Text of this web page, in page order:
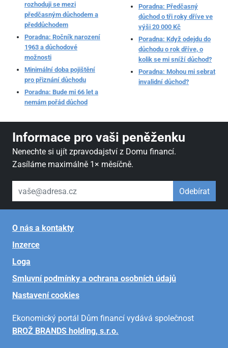
rozhoduji se mezi
předčasným důchodem a
předdůchodem
Poradna: Ročník narození
1963 a důchodové
možnosti
Minimální doba pojištění
pro přiznání důchodu
Poradna: Bude mi 66 let a
nemám pořád důchod
Poradna: Předčasný
důchod o tři roky dříve ve
výši 20 000 Kč
Poradna: Když odejdu do
důchodu o rok dříve, o
kolik se mi sníží důchod?
Poradna: Mohou mi sebrat
invalidní důchod?
Informace pro vaši peněženku
Nenechte si ujít zpravodajství z Domu financí.
Zasíláme maximálně 1× měsíčně.
váš email Odebírat
O nás a kontakty
Inzerce
Loga
Smluvní podmínky a ochrana osobních údajů
Nastavení cookies
Ekonomický portál Dům financí vydává společnost
BROŽ BRANDS holding, s.r.o.